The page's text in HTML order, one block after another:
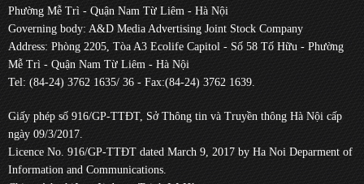
Phường Mễ Trì - Quận Nam Từ Liêm - Hà Nội
Governing body: A&D Media Advertising Joint Stock Company
Address: Phòng 2205, Tòa A3 Ecolife Capitol - Số 58 Tố Hữu - Phường
Mễ Trì - Quận Nam Từ Liêm - Hà Nội
Tel: (84-24) 3762 1635/ 36 - Fax:(84-24) 3762 1639.
Giấy phép số 916/GP-TTĐT, Sở Thông tin và Truyền thông Hà Nội cấp
ngày 09/3/2017.
Licence No. 916/GP-TTĐT dated March 9, 2017 by Ha Noi Deparment of
Information and Communications.